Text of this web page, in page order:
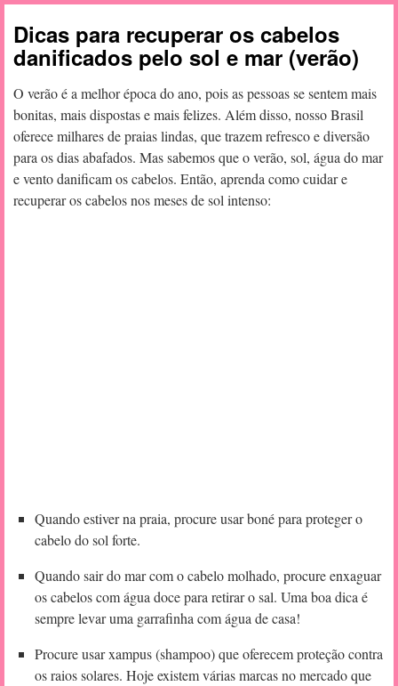
Dicas para recuperar os cabelos
danificados pelo sol e mar (verão)
O verão é a melhor época do ano, pois as pessoas se sentem mais
bonitas, mais dispostas e mais felizes. Além disso, nosso Brasil
oferece milhares de praias lindas, que trazem refresco e diversão
para os dias abafados. Mas sabemos que o verão, sol, água do mar
e vento danificam os cabelos. Então, aprenda como cuidar e
recuperar os cabelos nos meses de sol intenso:
Quando estiver na praia, procure usar boné para proteger o
cabelo do sol forte.
Quando sair do mar com o cabelo molhado, procure enxaguar
os cabelos com água doce para retirar o sal. Uma boa dica é
sempre levar uma garrafinha com água de casa!
Procure usar xampus (shampoo) que oferecem proteção contra
os raios solares. Hoje existem várias marcas no mercado que